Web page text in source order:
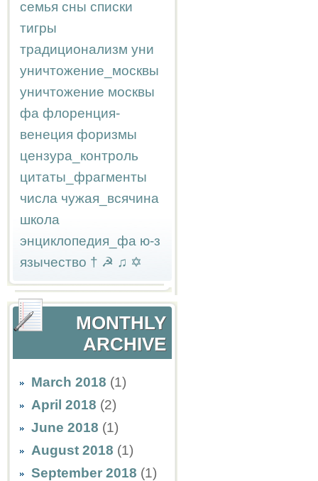
семья сны списки
тигры
традиционализм уни
уничтожение_москвы
уничтожение москвы
фа флоренция-
венеция форизмы
цензура_контроль
цитаты_фрагменты
числа чужая_всячина
школа
энциклопедия_фа ю-з
язычество † ☭ ♫ ✡
MONTHLY
ARCHIVE
March 2018 (1)
April 2018 (2)
June 2018 (1)
August 2018 (1)
September 2018 (1)